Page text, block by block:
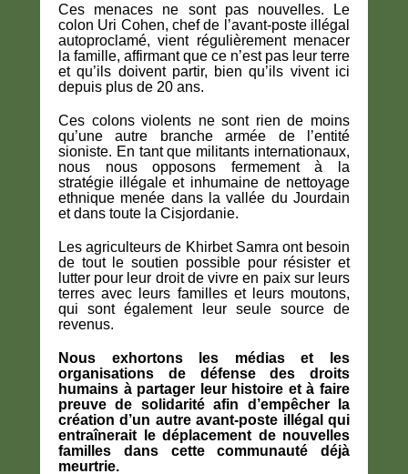
Ces menaces ne sont pas nouvelles. Le
colon Uri Cohen, chef de l’avant-poste illégal
autoproclamé, vient régulièrement menacer
la famille, affirmant que ce n’est pas leur terre
et qu’ils doivent partir, bien qu’ils vivent ici
depuis plus de 20 ans.
Ces colons violents ne sont rien de moins
qu’une autre branche armée de l’entité
sioniste. En tant que militants internationaux,
nous nous opposons fermement à la
stratégie illégale et inhumaine de nettoyage
ethnique menée dans la vallée du Jourdain
et dans toute la Cisjordanie.
Les agriculteurs de Khirbet Samra ont besoin
de tout le soutien possible pour résister et
lutter pour leur droit de vivre en paix sur leurs
terres avec leurs familles et leurs moutons,
qui sont également leur seule source de
revenus.
Nous exhortons les médias et les
organisations de défense des droits
humains à partager leur histoire et à faire
preuve de solidarité afin d’empêcher la
création d’un autre avant-poste illégal qui
entraînerait le déplacement de nouvelles
familles dans cette communauté déjà
meurtrie.